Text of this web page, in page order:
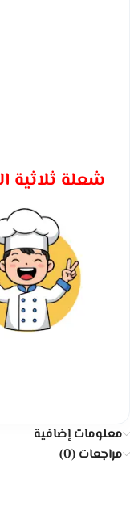
شعلة ثلاثية
معلومات إضافية
مراجعات (0)